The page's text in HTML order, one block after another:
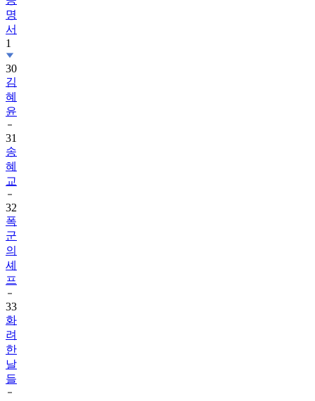
서
1
30
김
혜
윤
31
송
혜
교
32
폭
군
의
셰
프
33
화
려
한
날
들
34
영